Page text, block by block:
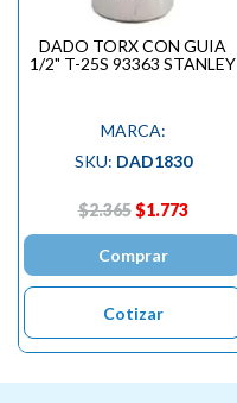
DADO TORX CON GUIA
1/2" T-25S 93363 STANLEY
MARCA:
SKU: DAD1830
$2.365 $1.773
Comprar
Cotizar